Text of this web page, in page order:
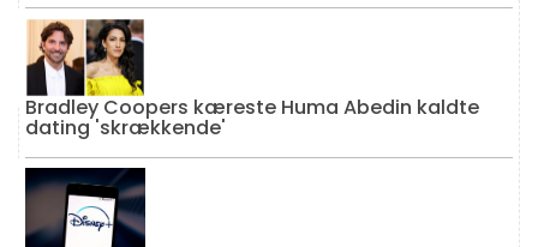
Bradley Coopers kæreste Huma Abedin kaldte
dating 'skrækkende'